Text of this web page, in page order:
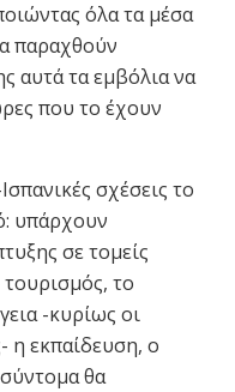
όλα τα μέσα
παραχθούν
αυτά τα εμβόλια να
που το έχουν
σχέσεις το
υπάρχουν
σε τομείς
το
-κυρίως οι
η εκπαίδευση, ο
θα